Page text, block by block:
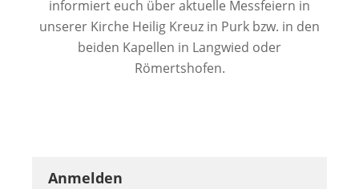
informiert euch über aktuelle Messfeiern in
unserer Kirche Heilig Kreuz in Purk bzw. in den
beiden Kapellen in Langwied oder
Römertshofen.
Anmelden